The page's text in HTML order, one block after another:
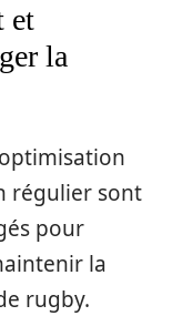
et
la
régulier sont
pour
la
rugby.